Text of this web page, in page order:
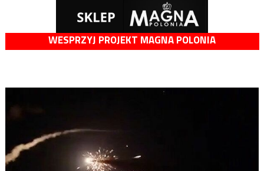
WESPRZYJ PROJEKT MAGNA POLONIA